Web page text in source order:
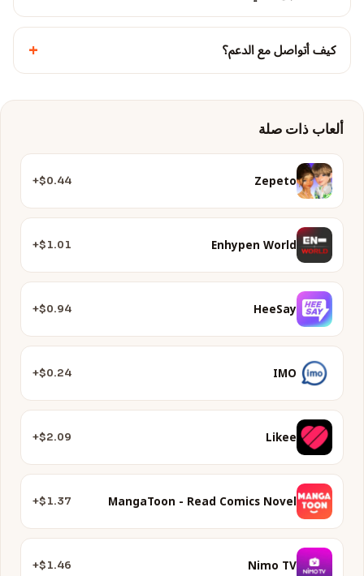
كيف أتواصل مع الدعم؟ +
ألعاب ذات صلة
Zepeto
$0.44+
Enhypen World
$1.01+
HeeSay
$0.94+
IMO
$0.24+
Likee
$2.09+
MangaToon - Read Comics Novel
$1.37+
Nimo TV
$1.46+